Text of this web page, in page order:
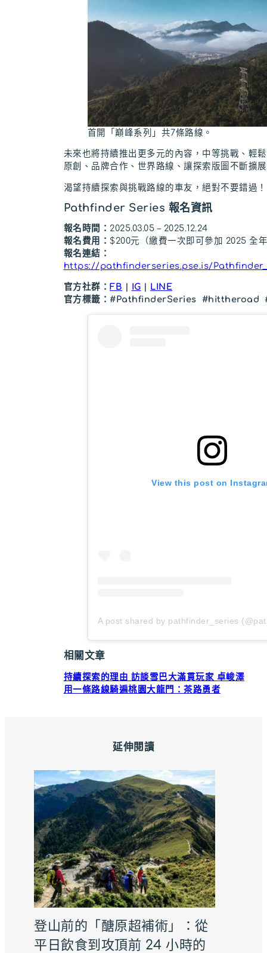
首開「巔峰系列」共7條路線。
未來也將持續推出更多元的內容，中等挑戰、輕
原創、品牌合作、世界路線、讓探索版圖不斷擴
渴望持續探索與挑戰路線的車友，絕對不要錯過！
Pathfinder Series 報名資訊
報名時間： 2025.03.05 – 2025.12.24
報名費用：$200元（繳費一次即可參加 2025 全
報名連結：
https://pathfinderseries.pse.is/
官方社群： FB IG
LINE
官方標籤：#PathfinderSeries #hittheroad
View this post on
A post shared by pathfinder_series
相關文章
持續探索的理由 訪談雪巴大滿貫玩家 卓峻澤
用一條路線騎遍桃園大龍門：茶路勇者
延伸閱讀
登山前的「醣原超補術」：從
平日飲食到攻頂前 24 小時的